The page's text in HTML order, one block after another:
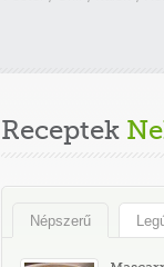
Receptek
Népszerű